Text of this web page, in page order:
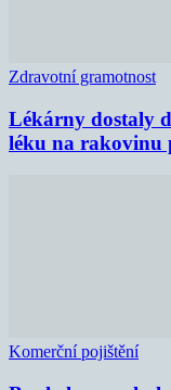
Zdravotní gramotnost
Lékárny dostaly
léku na rakovinu
Komerční pojištění